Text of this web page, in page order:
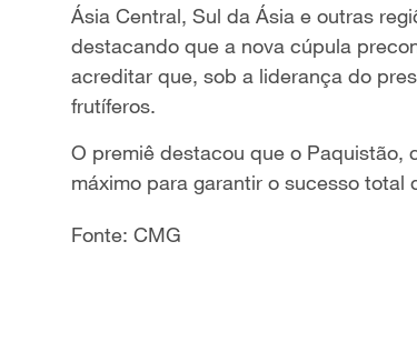
Ásia Central, Sul da Ásia e outras
destacando que a nova cúpula
acreditar que, sob a liderança do
frutíferos.
O premiê destacou que o Paquistão,
máximo para garantir o sucesso total
Fonte: CMG